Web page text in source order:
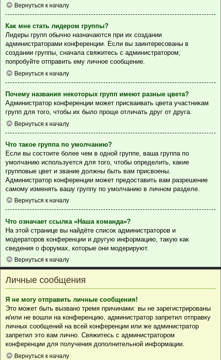
Вернуться к началу
Как мне стать лидером группы?
Лидеры групп обычно назначаются при их создании
администраторами конференции. Если вы заинтересованы в
создании группы, сначала свяжитесь с администратором;
попробуйте отправить ему личное сообщение.
Вернуться к началу
Почему названия некоторых групп имеют разные цвета?
Администратор конференции может присваивать цвета участникам
групп для того, чтобы их было проще отличать друг от друга.
Вернуться к началу
Что такое группа по умолчанию?
Если вы состоите более чем в одной группе, ваша группа по
умолчанию используется для того, чтобы определить, какие
групповые цвет и звание должны быть вам присвоены.
Администратор конференции может предоставить вам разрешение
самому изменять вашу группу по умолчанию в личном разделе.
Вернуться к началу
Что означает ссылка «Наша команда»?
На этой странице вы найдёте список администраторов и
модераторов конференции и другую информацию, такую как
сведения о форумах, которые они модерируют.
Вернуться к началу
Личные сообщения
Я не могу отправить личные сообщения!
Это может быть вызвано тремя причинами: вы не зарегистрированы
и/или не вошли на конференцию, администратор запретил отправку
личных сообщений на всей конференции или же администратор
запретил это вам лично. Свяжитесь с администратором
конференции для получения дополнительной информации.
Вернуться к началу